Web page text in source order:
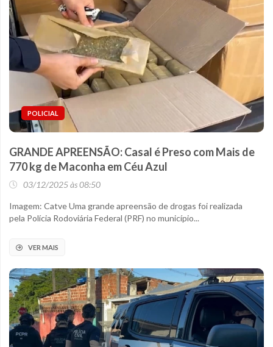
POLICIAL
GRANDE APREENSÃO: Casal é Preso com Mais de
770 kg de Maconha em Céu Azul
03/12/2025 às 08:50
Imagem: Catve Uma grande apreensão de drogas foi realizada
pela Polícia Rodoviária Federal (PRF) no município...
VER MAIS